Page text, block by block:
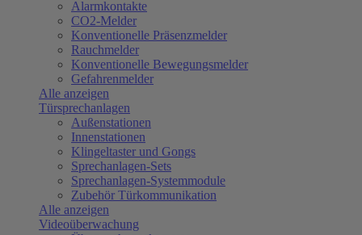
Alarmkontakte
CO2-Melder
Konventionelle Präsenzmelder
Rauchmelder
Konventionelle Bewegungsmelder
Gefahrenmelder
Alle anzeigen
Türsprechanlagen
Außenstationen
Innenstationen
Klingeltaster und Gongs
Sprechanlagen-Sets
Sprechanlagen-Systemmodule
Zubehör Türkommunikation
Alle anzeigen
Videoüberwachung